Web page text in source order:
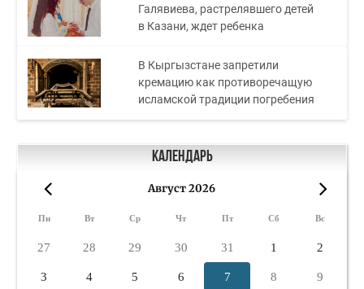
Галявиева, растрелявшего детей
в Казани, ждет ребенка
В Кыргызстане запретили
кремацию как противоречащую
исламской традиции погребения
Календарь
Август 2026
Пн Вт Ср Чт Пт Сб Вс
27 28 29 30 31 1 2
3 4 5 6 7 8 9